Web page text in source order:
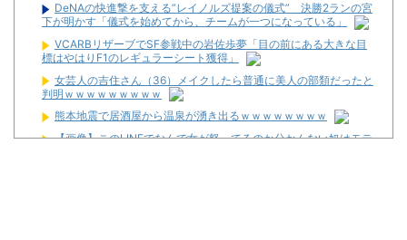
DeNAの快進撃を支える”レイノルズ提案の儀式” 決勝2ランの宮
下が明かす「儀式を始めてから、チームが一つになっている」
VCARBリザーブでSF参戦中の岩佐歩夢「目の前にある大きな目
標はやはりF1のレギュラーシート獲得」
女芸人の吉住さん（36）メイクしたら普通に美人の部類だったと
判明ｗｗｗｗｗｗｗｗｗ
熊本地震で居酒屋から温泉が湧き出るｗｗｗｗｗｗｗｗ
【画像】このLINEでなんで女が怒ってるのか分かんない奴はモテ